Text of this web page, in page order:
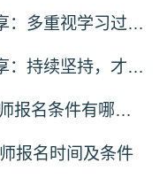
软考中级软设备考经验分享：多重视学习过程，厚积薄发
软考中级软设备考经验分享：持续坚持，才能一步步靠近考试目标
2026下半年软考软件设计师报名条件有哪些？需要准备什么材料？
报名时间及条件